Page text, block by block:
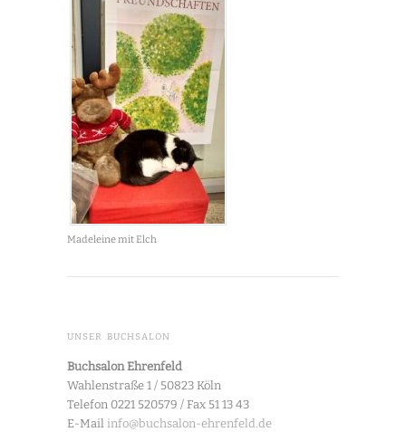
Madeleine mit Elch
UNSER BUCHSALON
Buchsalon Ehrenfeld
Wahlenstraße 1 / 50823 Köln
Telefon 0221 520579 / Fax 51 13 43
E-Mail info@buchsalon-ehrenfeld.de